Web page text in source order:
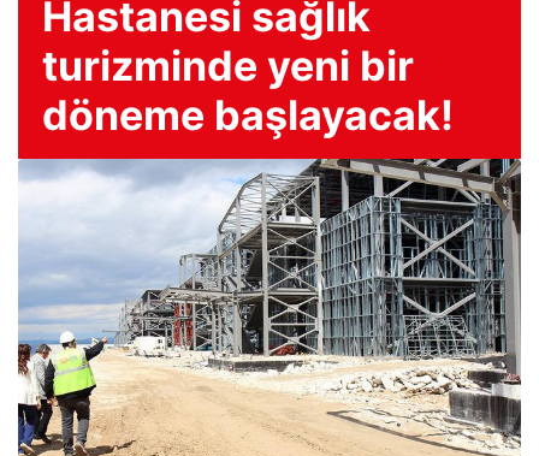
Hastanesi sağlık
turizminde yeni bir
döneme başlayacak!